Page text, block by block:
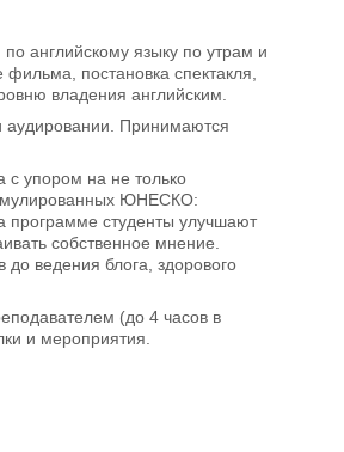
английскому языку по утрам и
постановка спектакля,
владения английским.
аудировании. Принимаются
с упором на не только
ЮНЕСКО:
программе студенты улучшают
собственное мнение.
ведения блога, здорового
(до 4 часов в
и мероприятия.